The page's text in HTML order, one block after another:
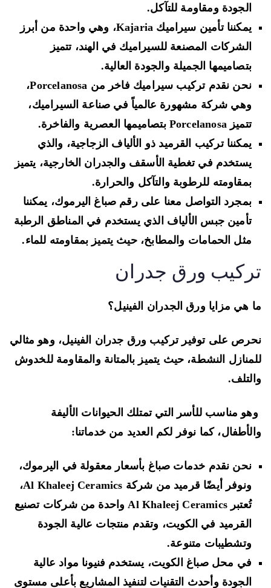
الجودة ومقاومة للتآكل.
يمكننا تأمين سيراميك Kajaria، وهي واحدة من أبرز
الشركات المصنعة للسيراميك في الهند، تتميز
بتصاميمها الجميلة والجودة العالية.
نحن نقدم تركيب سيراميك فاخر من Porcelanosa،
وهي شركة مشهورة عالمياً في صناعة السيراميك،
تتميز Porcelanosa بتصاميمها العصرية والفاخرة.
يمكننا تركيب القرميد ذو الألياف الزجاجية، والذي
يستخدم في تغطية الأسقف والجدران الخارجية، يتميز
بمقاومته للرطوبة والتآكل والحرارة.
بمجرد التواصل معنا على رقم صباغ اليرموك، يمكننا
تأمين جبس الألياف الذي يستخدم في المناطق الرطبة
مثل الحمامات والمطابخ، حيث يتميز بمقاومته للماء.
ورق جدران
هي مزايا ورق الجدران الفينيل؟
على توفير تركيب ورق جدران الفينيل، وهو مثالي
النشطة، حيث يتميز بالمتانة والمقاومة للخدوش
مناسب للأسر التي تمتلك الحيوانات الأليفة
كما نوفر لكم العديد من خدماتنا:
نحن نقدم خدمات صباغ بأسعار معقولة في اليرموك،
ونوفر أيضًا قرميد من شركة Al Khaleej Ceramics،
تُعتبر Al Khaleej Ceramics واحدة من شركات تصنيع
القرميد في الكويت، وتقدم منتجات عالية الجودة
وتشطيبات متنوعة.
في محل صباغ الكويت، يستخدم فنيونا مواد عالية
الجودة وأحدث التقنيات لتنفيذ المشاريع بأعلى مستوى